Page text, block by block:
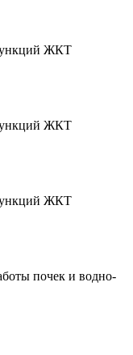
ЖКТ
ЖКТ
ЖКТ
почек и водно-